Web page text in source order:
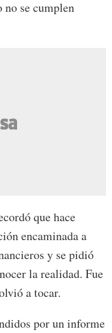
no se cumplen
que hace
encaminada a
y se pidió
la realidad. Fue
a tocar.
por un informe